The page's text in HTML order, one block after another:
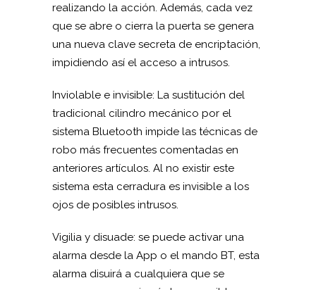
realizando la acción. Además, cada vez
que se abre o cierra la puerta se genera
una nueva clave secreta de encriptación,
impidiendo así el acceso a intrusos.
Inviolable e invisible: La sustitución del
tradicional cilindro mecánico por el
sistema Bluetooth impide las técnicas de
robo más frecuentes comentadas en
anteriores artículos. Al no existir este
sistema esta cerradura es invisible a los
ojos de posibles intrusos.
Vigilia y disuade: se puede activar una
alarma desde la App o el mando BT, esta
alarma disuirá a cualquiera que se